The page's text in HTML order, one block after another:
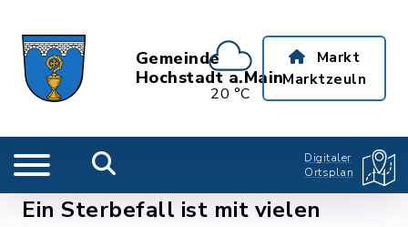
Gemeinde
Hochstadt a.Main
20 °C
Markt
Marktzeuln
Digitaler
Ortsplan
Ein Sterbefall ist mit vielen